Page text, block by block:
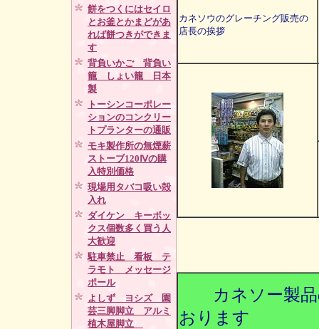
餅をつくにはセイロ
とお釜とかまどがあ
れば餅つきができま
す
背負いかご 背負い
籠 しょい籠 日本
製
トーシンコーポレー
ションのコンクリー
トプランターの通販
モキ製作所の無煙薪
ストーブ120Ⅳの購
入特別価格
現場用タバコ吸い殻
入れ
ダイケン キーボッ
クス個数多く買う人
大歓迎
駐車禁止 看板 テ
ラモト メッセージ
ポール
よしず ヨシズ 園
芸三脚脚立 アルミ
植木屋脚立
カネソウのグレーチング販売の
店長の挨拶
カネソー製品
おります